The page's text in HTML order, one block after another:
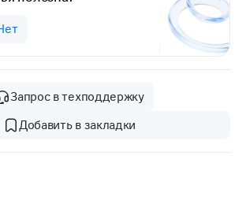
Запрос в техподдержку
Добавить в закладки